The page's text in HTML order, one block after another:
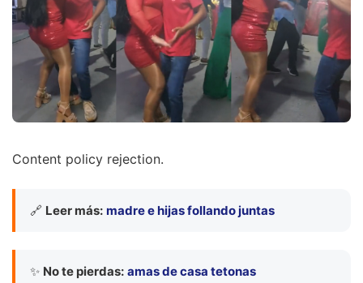
Content policy rejection.
🔗 Leer más: madre e hijas follando juntas
✨ No te pierdas: amas de casa tetonas